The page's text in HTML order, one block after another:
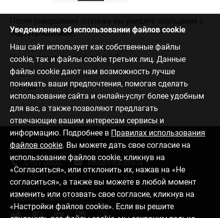
подтверждением.
Нашли ответ на свой вопрос?
Да Нет
Уведомление об использовании файлов cookie
Наш сайт использует как собственные файлы
cookie, так и файлы cookie третьих лиц. Данные
файлы cookie дают нам возможность лучше
понимать ваши предпочтения, помогая сделать
использование сайта и онлайн-услуг более удобным
для вас, а также позволяют предлагать
отвечающие вашим интересам сервисы и
информацию. Подробнее в Правилах использования
файлов cookie. Вы можете дать свое согласие на
использование файлов cookie, кликнув на
«Согласиться», или отклонить их, нажав на «Не
согласиться», а также вы можете в любой момент
изменить или отозвать свое согласие, кликнув на
«Настройки файлов cookie». Если вы решите
Связаться с нами
6701 0000 info@citadele.lv
Следите за новостями